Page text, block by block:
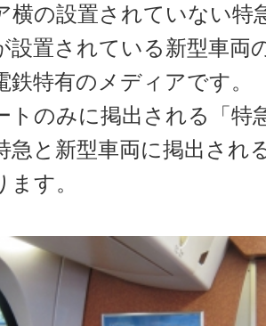
横の設置されていない特
設置されている新型車両
鉄特有のメディアです。
トのみに掲出される「特
急と新型車両に掲出され
ます。